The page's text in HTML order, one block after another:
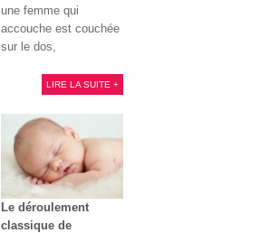
une femme qui
accouche est couchée
sur le dos,
LIRE LA SUITE +
Le déroulement
classique de